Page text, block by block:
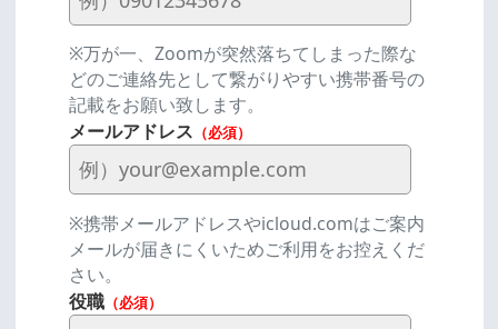
※万が一、Zoomが突然落ちてしまった際な
どのご連絡先として繋がりやすい携帯番号の
記載をお願い致します。
メールアドレス （必須）
※携帯メールアドレスやicloud.comはご案内
メールが届きにくいためご利用をお控えくだ
さい。
役職（必須）